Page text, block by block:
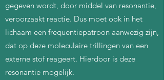
gegeven wordt, door middel van resonantie,
veroorzaakt reactie. Dus moet ook in het
lichaam een frequentiepatroon aanwezig zijn,
dat op deze moleculaire trillingen van een
externe stof reageert. Hierdoor is deze
resonantie mogelijk.